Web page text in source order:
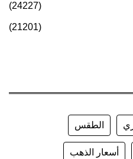
(24227)
(21201)
الطقس
أسعار الذهب